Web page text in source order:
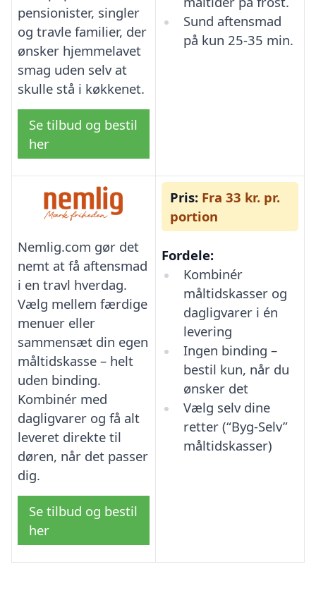
pensionister, singler
og travle familier, der
ønsker hjemmelavet
smag uden selv at
skulle stå i køkkenet.
Se tilbud og bestil
her
Sund aftensmad
på kun 25-35 min.
Nemlig.com gør det
nemt at få aftensmad
i en travl hverdag.
Vælg mellem færdige
menuer eller
sammensæt din egen
måltidskasse – helt
uden binding.
Kombinér med
dagligvarer og få alt
leveret direkte til
døren, når det passer
dig.
Se tilbud og bestil
her
Pris: Fra 33 kr. pr.
portion
Fordele:
Kombinér
måltidskasser og
dagligvarer i én
levering
Ingen binding –
bestil kun, når du
ønsker det
Vælg selv dine
retter (“Byg-Selv”
måltidskasser)